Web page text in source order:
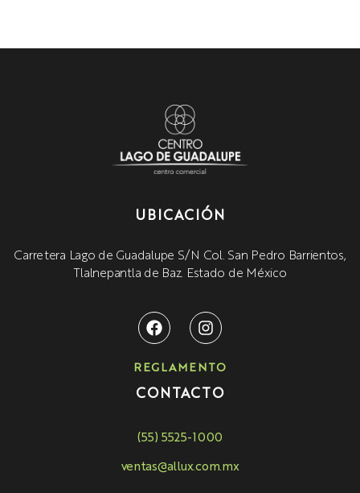
UBICACIÓN
Carretera Lago de Guadalupe S/N Col. San Pedro Barrientos,
Tlalnepantla de Baz. Estado de México
REGLAMENTO
CONTACTO
(55) 5525-1000
ventas@allux.com.mx